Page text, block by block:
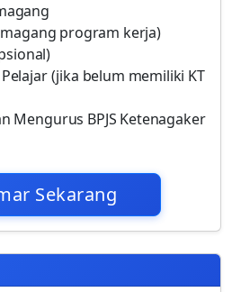
program kerja)
(jika belum memiliki KT
Mengurus BPJS Ketenagaker
Sekarang